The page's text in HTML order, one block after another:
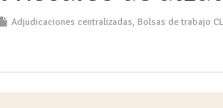
Adjudicaciones centralizadas, Bolsas de trabajo